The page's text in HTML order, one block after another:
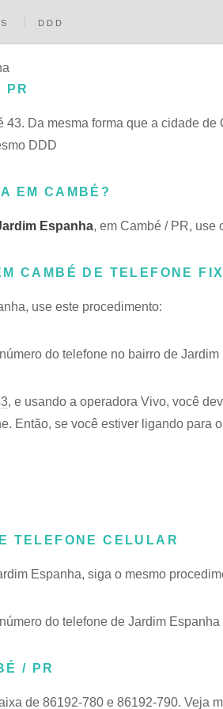
DDD
PR
43. Da mesma forma que a cidade de
DDD
EM CAMBÉ?
Espanha, em Cambé / PR, use
CAMBÉ DE TELEFONE
use este procedimento:
do telefone no bairro de Jardim
, e usando a operadora Vivo, você
Então, se você estiver ligando para
TELEFONE CELULAR
Espanha, siga o mesmo
do telefone de Jardim Espanha
/ PR
de 86192-780 e 86192-790. Veja